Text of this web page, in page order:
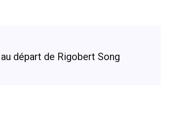
départ de Rigobert Song